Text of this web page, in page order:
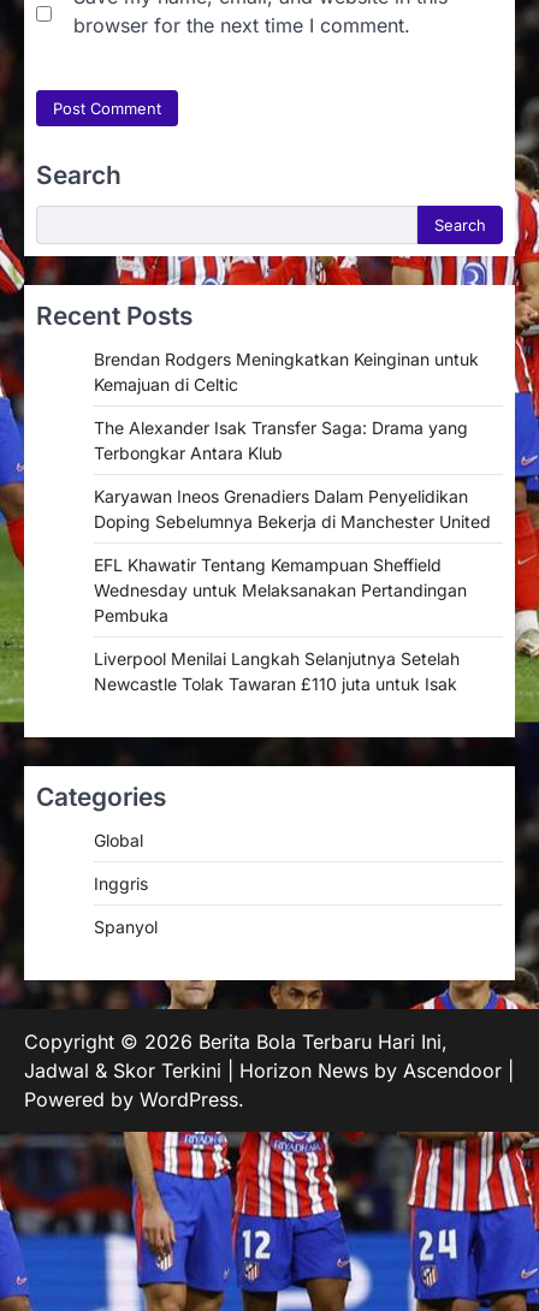
browser for the next time I comment.
Search
Search
Recent Posts
Brendan Rodgers Meningkatkan Keinginan untuk
Kemajuan di Celtic
The Alexander Isak Transfer Saga: Drama yang
Terbongkar Antara Klub
Karyawan Ineos Grenadiers Dalam Penyelidikan
Doping Sebelumnya Bekerja di Manchester United
EFL Khawatir Tentang Kemampuan Sheffield
Wednesday untuk Melaksanakan Pertandingan
Pembuka
Liverpool Menilai Langkah Selanjutnya Setelah
Newcastle Tolak Tawaran £110 juta untuk Isak
Categories
Global
Inggris
Spanyol
Copyright © 2026 Berita Bola Terbaru Hari Ini,
Jadwal & Skor Terkini | Horizon News by Ascendoor
Powered by WordPress.